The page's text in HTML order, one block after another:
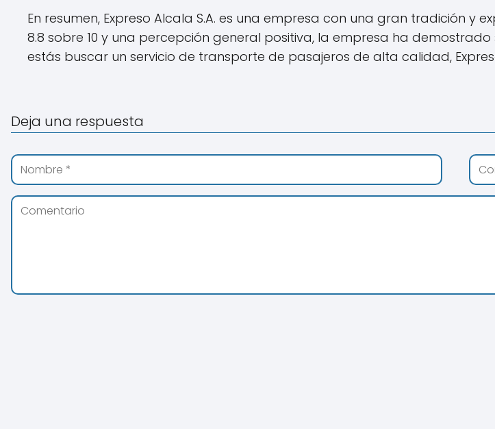
En resumen, Expreso Alcala S.A. es una empresa con una gran tradición
8.8 sobre 10 y una percepción general positiva, la empresa ha
estás buscar un servicio de transporte de pasajeros de alta calidad,
Deja una respuesta